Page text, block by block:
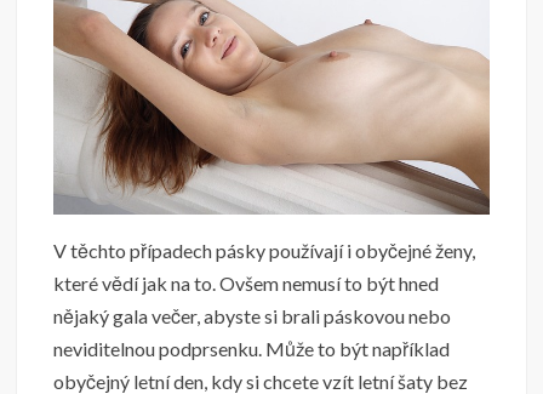
V těchto případech pásky používají i obyčejné ženy,
které vědí jak na to. Ovšem nemusí to být hned
nějaký gala večer, abyste si brali páskovou nebo
neviditelnou podprsenku. Může to být například
obyčejný letní den, kdy si chcete vzít letní šaty bez